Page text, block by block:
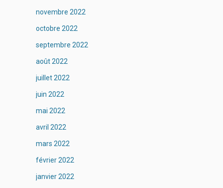
novembre 2022
octobre 2022
septembre 2022
août 2022
juillet 2022
juin 2022
mai 2022
avril 2022
mars 2022
février 2022
janvier 2022